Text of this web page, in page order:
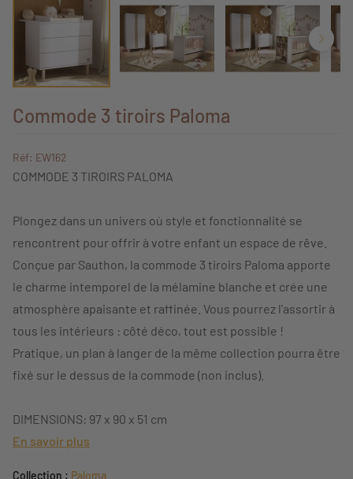
Commode 3 tiroirs Paloma
Réf: EW162
COMMODE 3 TIROIRS PALOMA
Plongez dans un univers où style et fonctionnalité se
rencontrent pour offrir à votre enfant un espace de rêve.
Conçue par Sauthon, la commode 3 tiroirs Paloma apporte
le charme intemporel de la mélamine blanche et crée une
atmosphère apaisante et raffinée. Vous pourrez l'assortir à
tous les intérieurs : côté déco, tout est possible !
Pratique, un plan à langer de la même collection pourra être
fixé sur le dessus de la commode (non inclus).
DIMENSIONS: 97 x 90 x 51 cm
En savoir plus
Collection : Paloma